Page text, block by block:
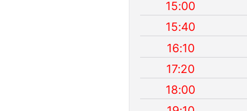
15:00
15:40
16:10
17:20
18:00